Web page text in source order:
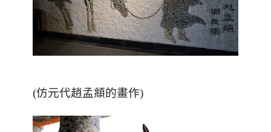
(仿元代趙孟頫的畫作)